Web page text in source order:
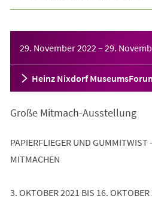
29. November 2022 – 29.
Heinz Nixdorf
Große Mitmach-Ausstellung
PAPIERFLIEGER UND
MITMACHEN
3. OKTOBER 2021 BIS 16. OKTOBER